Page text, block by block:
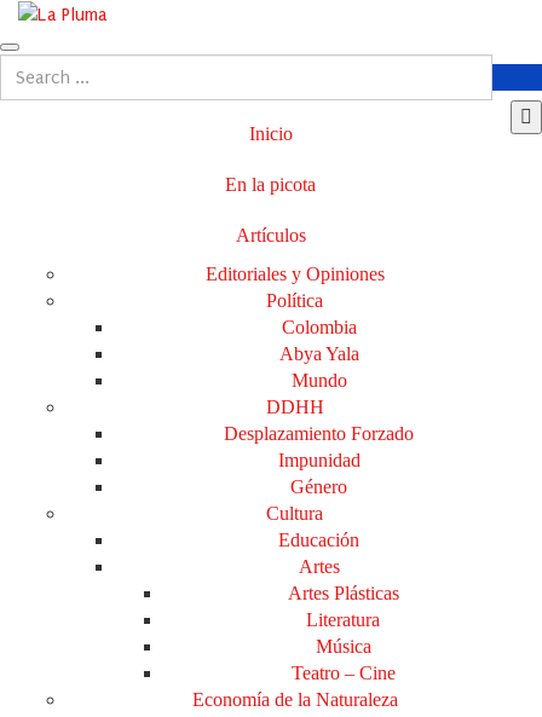
Inicio
En la picota
Artículos
Editoriales y Opiniones
Política
Colombia
Abya Yala
Mundo
DDHH
Desplazamiento Forzado
Impunidad
Género
Cultura
Educación
Artes
Artes Plásticas
Literatura
Música
Teatro – Cine
Economía de la Naturaleza